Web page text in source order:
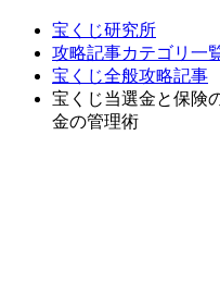
宝くじ研究所
攻略記事カテゴリ一
宝くじ全般攻略記事
宝くじ当選金と保険
金の管理術